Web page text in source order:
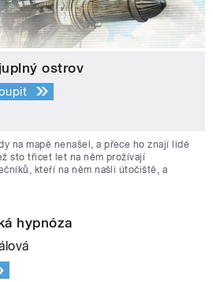
ostrov
na mapě nenašel, a přece ho znají lidé
sto třicet let na něm prožívají
kteří na něm našli útočiště, a
hypnóza